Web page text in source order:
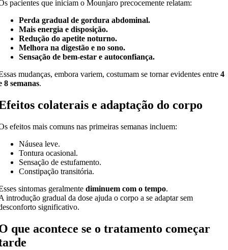
pacientes que iniciam o Mounjaro precocemente relatam:
Perda gradual de gordura abdominal.
Mais energia e disposição.
Redução do apetite noturno.
Melhora na digestão e no sono.
Sensação de bem-estar e autoconfiança.
mudanças, embora variem, costumam se tornar evidentes entre4
8 semanas.
colaterais e adaptação do corpo
efeitos mais comuns nas primeiras semanas incluem:
Náusea leve.
Tontura ocasional.
Sensação de estufamento.
Constipação transitória.
sintomas geralmentediminuem com o tempo.
introdução gradual da dose ajuda o corpo a se adaptar sem
significativo.
que acontece se o tratamento começar